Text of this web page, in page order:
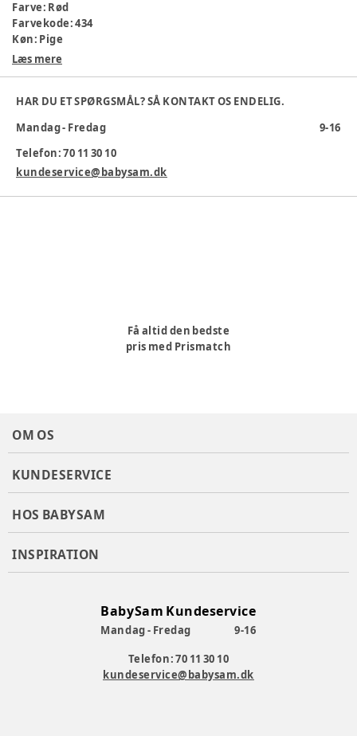
Farve: Rød
Farvekode:434
Køn: Pige
Materiale
Producent:Baby Sam A/S, Nyholms Alle 3, 2610 Rødovre,
Produktionsland:
Tøj størrelse:50 cm / 0 mdr.
Varenummer:340640
Læs mere
HAR DU ET SPØRGSMÅL? SÅ KONTAKT OS ENDELIG.
Mandag - Fredag
9-16
Telefon: 70 11 30 10
kundeservice@babysam.dk
Få altid den bedste
pris med Prismatch
OM OS
KUNDESERVICE
HOS BABYSAM
INSPIRATION
BabySam Kundeservice
Mandag - Fredag
9-16
Telefon: 70 11 30 10
kundeservice@babysam.dk